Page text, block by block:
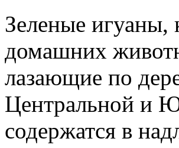
Зеленые игуаны,
домашних
лазающие по
Центральной и
содержатся в